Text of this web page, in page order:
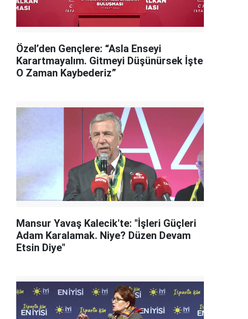
Özel’den Gençlere: “Asla Enseyi
Karartmayalım. Gitmeyi Düşünürsek İşte
O Zaman Kaybederiz”
Mansur Yavaş Kalecik'te: "İşleri Güçleri
Adam Karalamak. Niye? Düzen Devam
Etsin Diye"